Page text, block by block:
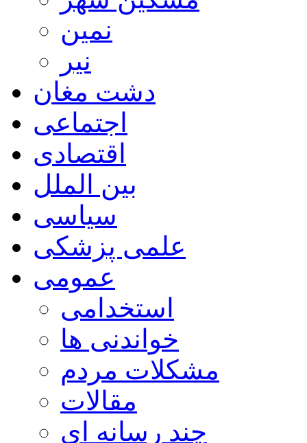
نمین
نیر
دشت مغان
اجتماعی
اقتصادی
بین الملل
سیاسی
علمی پزشکی
عمومی
استخدامی
خواندنی ها
مشکلات مردم
مقالات
چند رسانه ای